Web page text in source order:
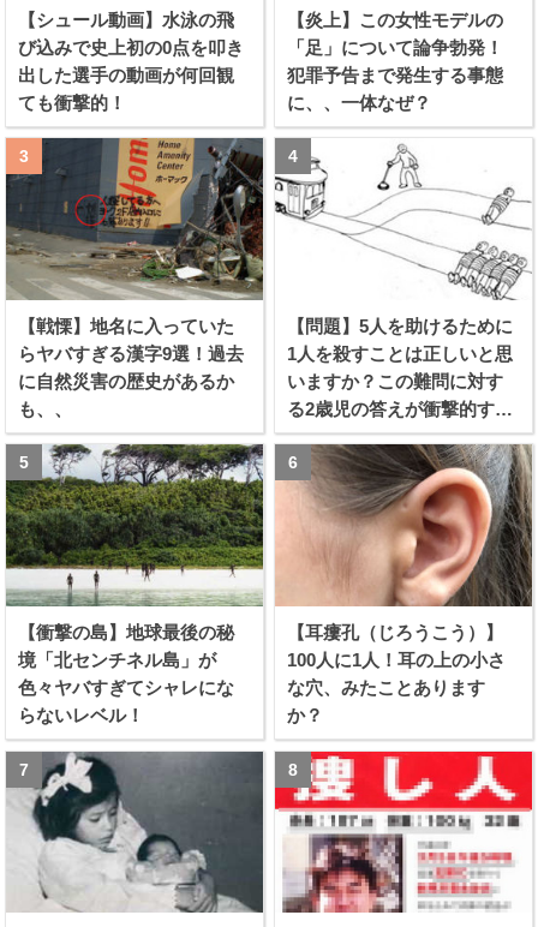
【シュール動画】水泳の飛
び込みで史上初の0点を叩き
出した選手の動画が何回観
ても衝撃的！
【炎上】この女性モデルの
「足」について論争勃発！
犯罪予告まで発生する事態
に、、一体なぜ？
【戦慄】地名に入っていた
らヤバすぎる漢字9選！過去
に自然災害の歴史があるか
も、、
【問題】5人を助けるために
1人を殺すことは正しいと思
いますか？この難問に対す
る2歳児の答えが衝撃的すぎ
る！！
【衝撃の島】地球最後の秘
境「北センチネル島」が
色々ヤバすぎてシャレにな
らないレベル！
【耳瘻孔（じろうこう）】
100人に1人！耳の上の小さ
な穴、みたことあります
か？